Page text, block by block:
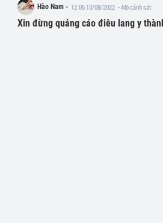
Hào Nam - 12:05 13/08/2022 - Alô cảnh sát
Xin đừng quảng cáo điêu lang y